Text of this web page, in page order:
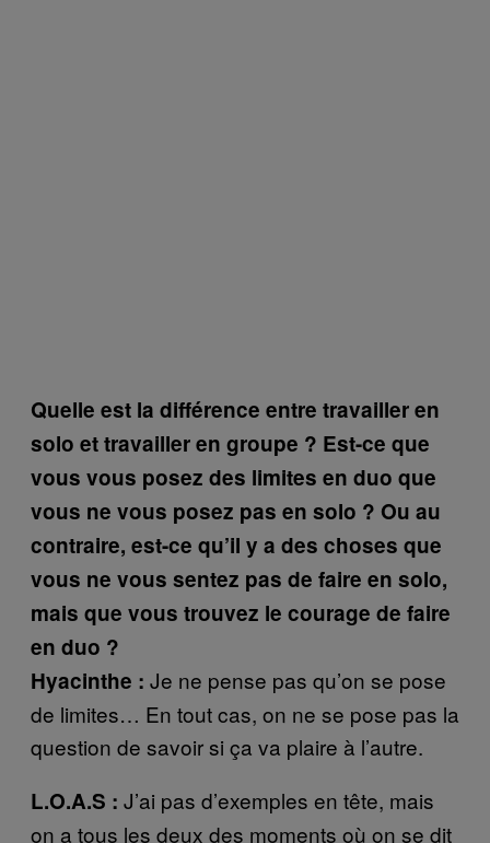
Quelle est la différence entre travailler en
solo et travailler en groupe ? Est-ce que
vous vous posez des limites en duo que
vous ne vous posez pas en solo ? Ou au
contraire, est-ce qu’il y a des choses que
vous ne vous sentez pas de faire en solo,
mais que vous trouvez le courage de faire
en duo ?
Hyacinthe : Je ne pense pas qu’on se pose
de limites… En tout cas, on ne se pose pas la
question de savoir si ça va plaire à l’autre.
L.O.A.S : J’ai pas d’exemples en tête, mais
on a tous les deux des moments où on se dit